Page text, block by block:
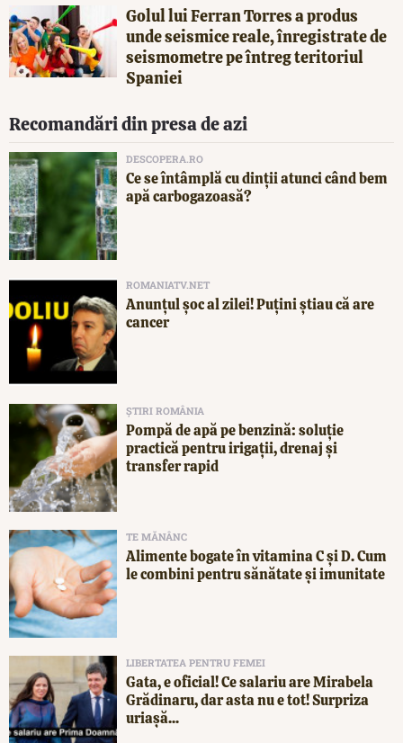
Golul lui Ferran Torres a produs
unde seismice reale, înregistrate de
seismometre pe întreg teritoriul
Spaniei
Recomandări din presa de azi
DESCOPERA.RO
Ce se întâmplă cu dinții atunci când bem
apă carbogazoasă?
ROMANIATV.NET
Anunţul şoc al zilei! Puţini ştiau că are
cancer
ȘTIRI ROMÂNIA
Pompă de apă pe benzină: soluție
practică pentru irigații, drenaj și
transfer rapid
TE MĂNÂNC
Alimente bogate în vitamina C și D. Cum
le combini pentru sănătate și imunitate
LIBERTATEA PENTRU FEMEI
Gata, e oficial! Ce salariu are Mirabela
Grădinaru, dar asta nu e tot! Surpriza
uriașă...